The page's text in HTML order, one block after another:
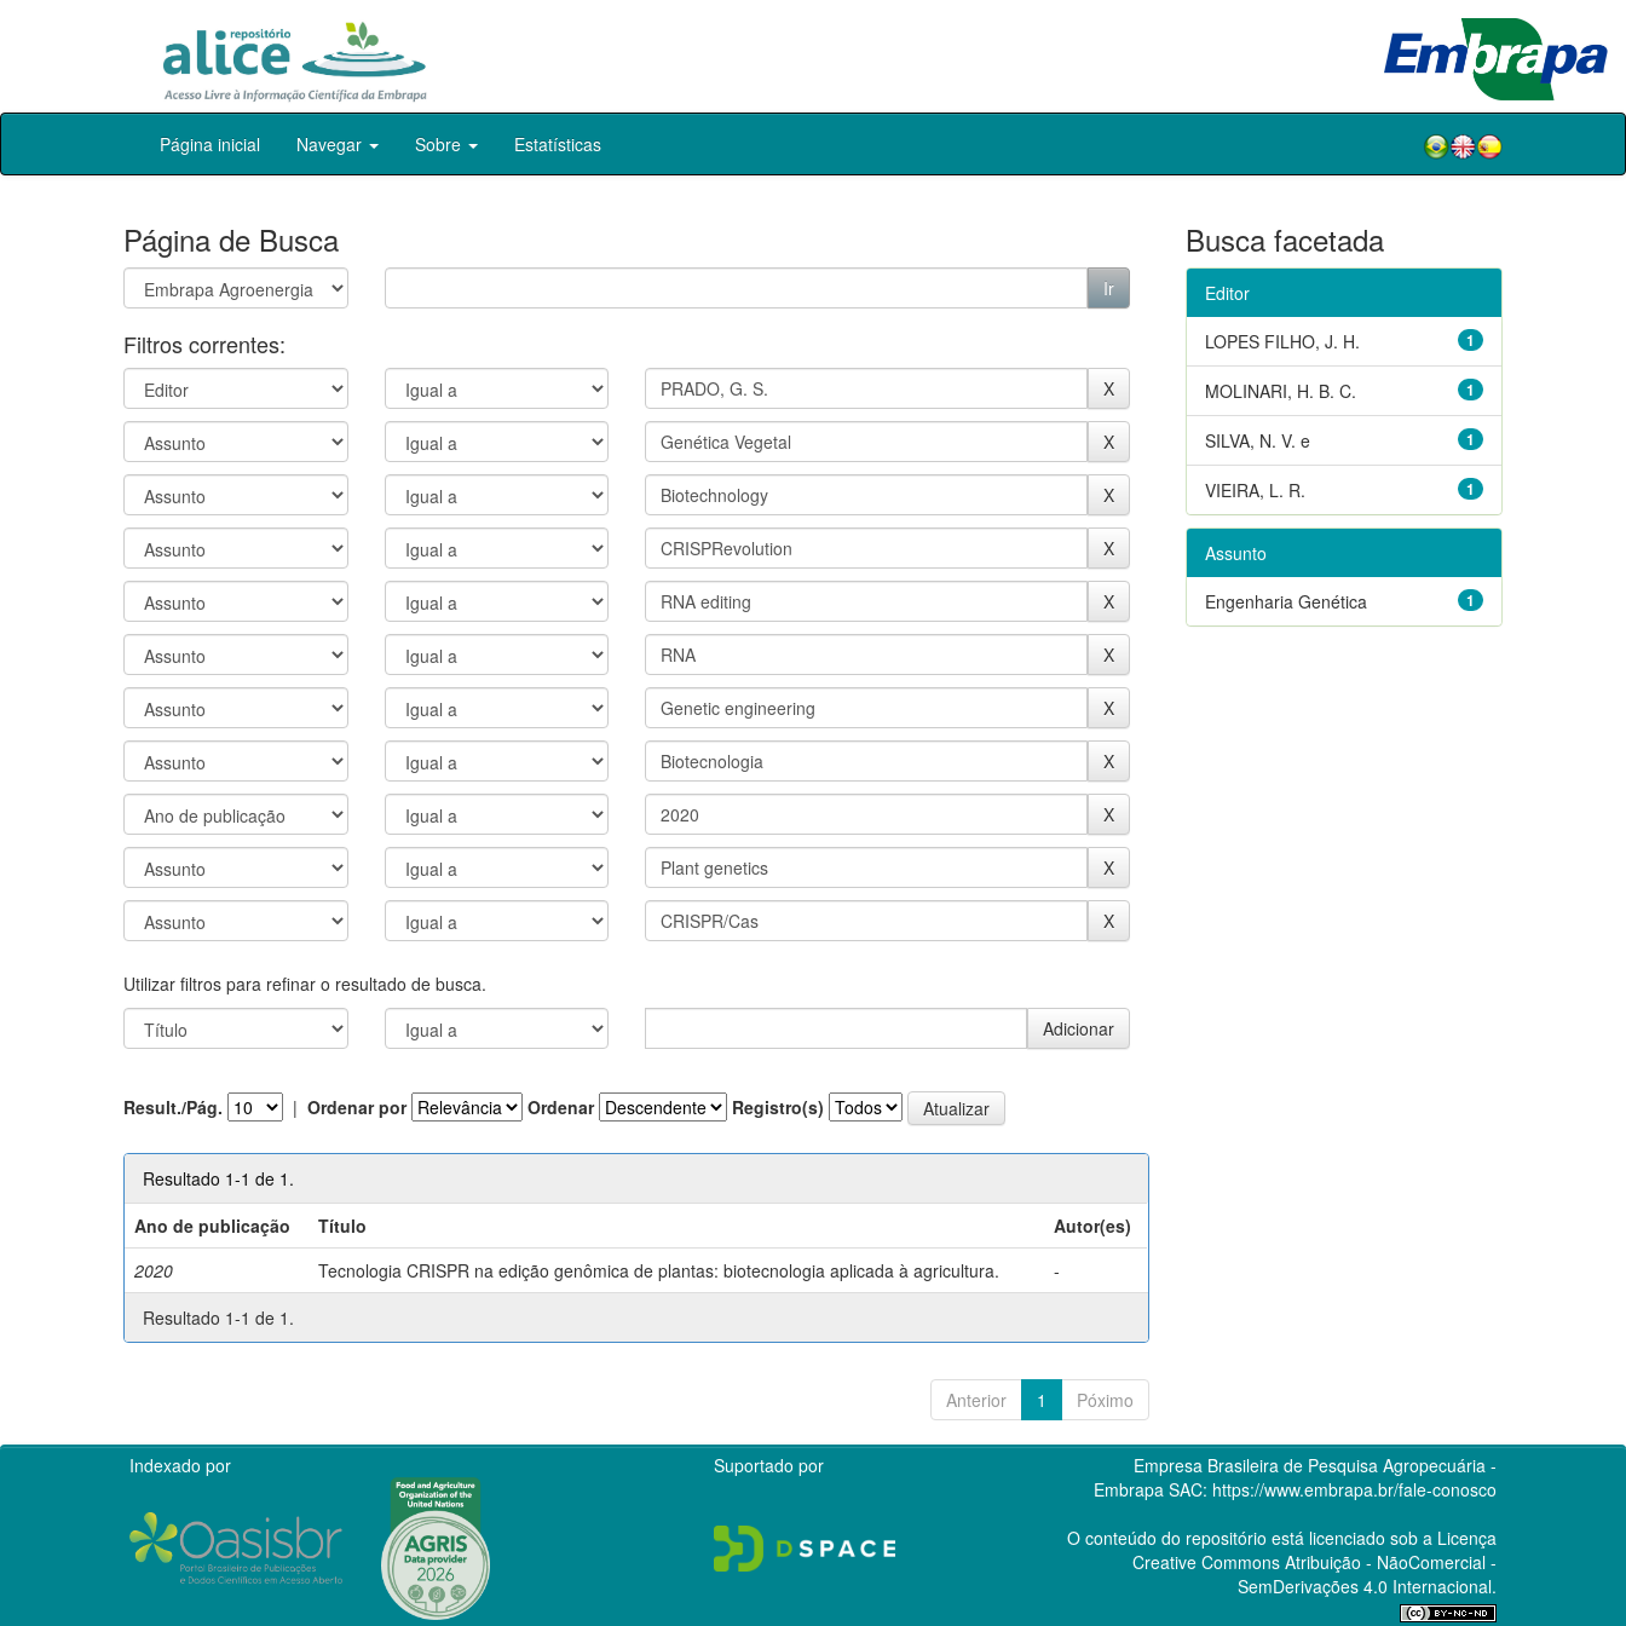
Skip
Página inicial Navegar Sobre Estatísticas
Página de Busca
Filtros correntes:
Utilizar filtros para refinar o resultado de busca.
Result./Pág. | Ordenar por Ordenar Registro(s)
Resultado 1-1 de 1.
Ano de publicação
Título
Autor(es)
2020
Tecnologia CRISPR na edição genômica de plantas: biotecnologia aplicada à agricultura.
-
Resultado 1-1 de 1.
Anterior 1 Póximo
Busca facetada
Editor
1
LOPES FILHO, J. H.
1
MOLINARI, H. B. C.
1
SILVA, N. V. e
1
VIEIRA, L. R.
Assunto
1
Engenharia Genética
Indexado por Suportado por
Empresa Brasileira de Pesquisa Agropecuária -
Embrapa SAC: https://www.embrapa.br/fale-conosco
O conteúdo do repositório está licenciado sob a Licença
Creative CommonsAtribuição - NãoComercial -
SemDerivações 4.0 Internacional.